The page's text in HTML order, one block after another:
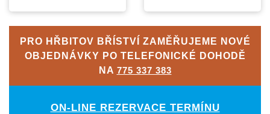
PRO HŘBITOV BŘÍSTVÍ ZAMĚŘUJEME NOVÉ
OBJEDNÁVKY PO TELEFONICKÉ DOHODĚ
NA 775 337 383
ON-LINE REZERVACE TERMÍNU